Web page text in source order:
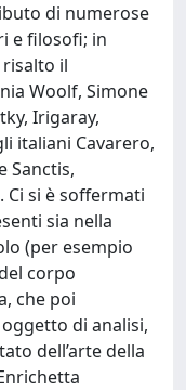
di numerose
e filosofi; in
il
Woolf, Simone
Irigaray,
italiani Cavarero,
Sanctis,
Ci si è soffermati
sia nella
(per esempio
corpo
che poi
di analisi,
dell’arte della